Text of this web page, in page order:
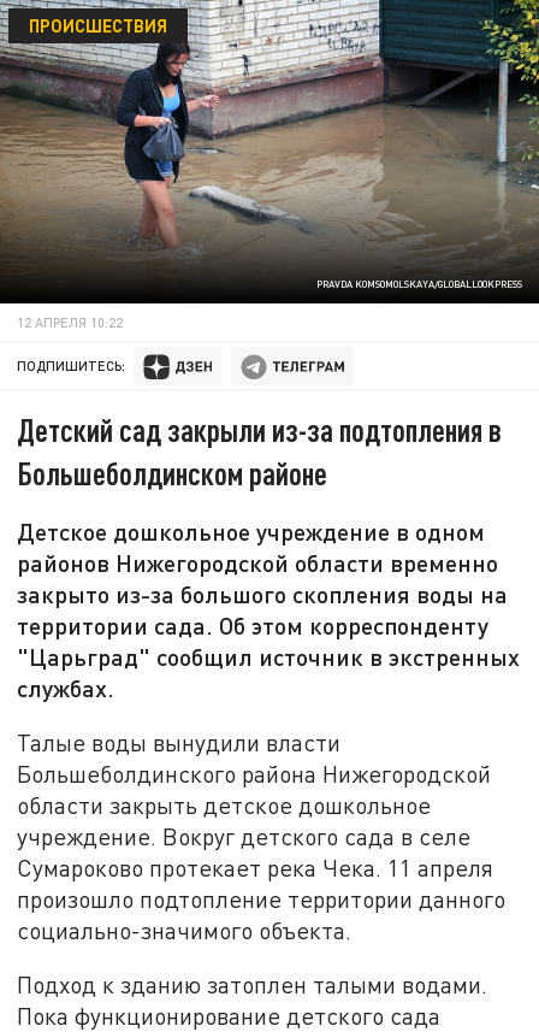
PRAVDA KOMSOMOLSKAYA/GLOBALLOOKPRESS
ПРОИСШЕСТВИЯ
12 АПРЕЛЯ 10:22
ПОДПИШИТЕСЬ:
Детский сад закрыли из-за подтопления в
Большеболдинском районе
Детское дошкольное учреждение в одном
районов Нижегородской области временно
закрыто из-за большого скопления воды на
территории сада. Об этом корреспонденту
"Царьград" сообщил источник в экстренных
службах.
Талые воды вынудили власти
Большеболдинского района Нижегородской
области закрыть детское дошкольное
учреждение. Вокруг детского сада в селе
Сумароково протекает река Чека. 11 апреля
произошло подтопление территории данного
социально-значимого объекта.
Подход к зданию затоплен талыми водами.
Пока функционирование детского сада